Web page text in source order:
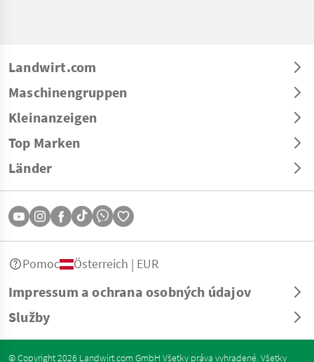
Landwirt.com
Maschinengruppen
Kleinanzeigen
Top Marken
Länder
Impressum a ochrana osobných údajov
Služby
Pomoc Österreich | EUR
© Copyright 2026 Landwirt.com GmbH Všetky práva vyhradené. Všetky